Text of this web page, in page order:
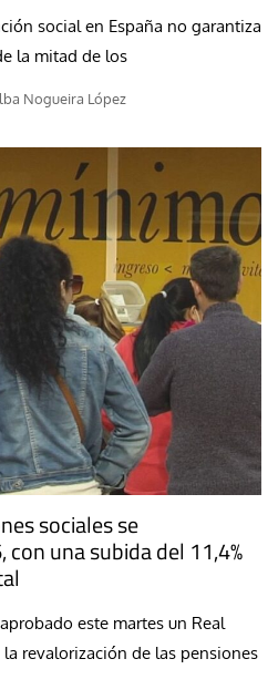
social en España no garantiza
la mitad de los
Nogueira López
sociales se
una subida del 11,4%
este martes un Real
revalorización de las pensiones